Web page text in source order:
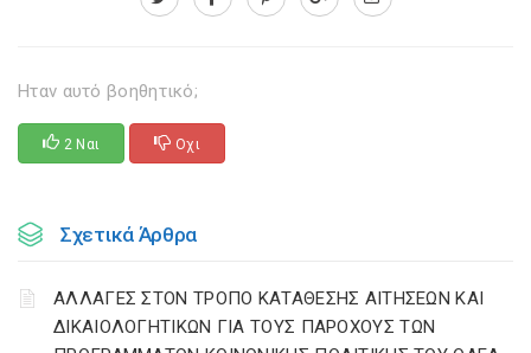
Ηταν αυτό βοηθητικό;
2 Ναι Οχι
Σχετικά Άρθρα
ΑΛΛΑΓΕΣ ΣΤΟΝ ΤΡΟΠΟ ΚΑΤΑΘΕΣΗΣ ΑΙΤΗΣΕΩΝ ΚΑΙ
ΔΙΚΑΙΟΛΟΓΗΤΙΚΩΝ ΓΙΑ ΤΟΥΣ ΠΑΡΟΧΟΥΣ ΤΩΝ